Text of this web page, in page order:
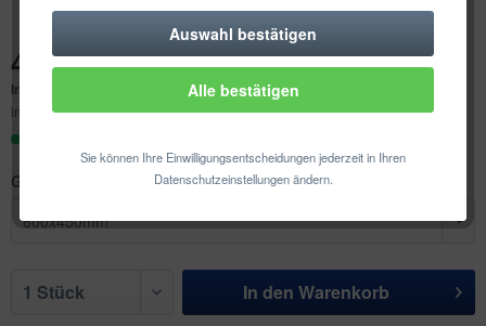
Technisch erforderlich
Komfortfunktionen
Auswahl bestätigen
Alle bestätigen
Sie können Ihre Einwilligungsentscheidungen jederzeit in Ihren
Datenschutzeinstellungen ändern.
41,65 € *
Inhalt:
inkl. MwSt.zzgl. Versandkosten
Größe:
In den Warenkorb